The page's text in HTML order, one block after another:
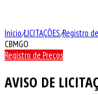
Início/LICITAÇÕES/Registro
CBMGO
Registro de Preços
AVISO DE